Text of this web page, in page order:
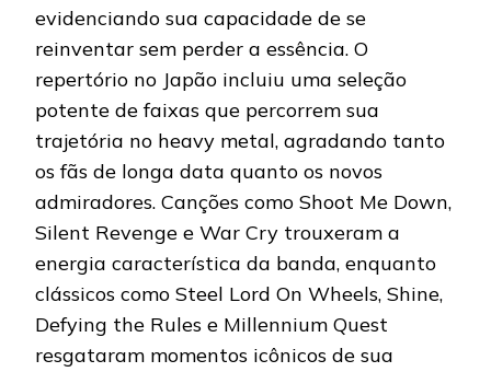
evidenciando sua capacidade de se
reinventar sem perder a essência. O
repertório no Japão incluiu uma seleção
potente de faixas que percorrem sua
trajetória no heavy metal, agradando tanto
os fãs de longa data quanto os novos
admiradores. Canções como Shoot Me Down,
Silent Revenge e War Cry trouxeram a
energia característica da banda, enquanto
clássicos como Steel Lord On Wheels, Shine,
Defying the Rules e Millennium Quest
resgataram momentos icônicos de sua